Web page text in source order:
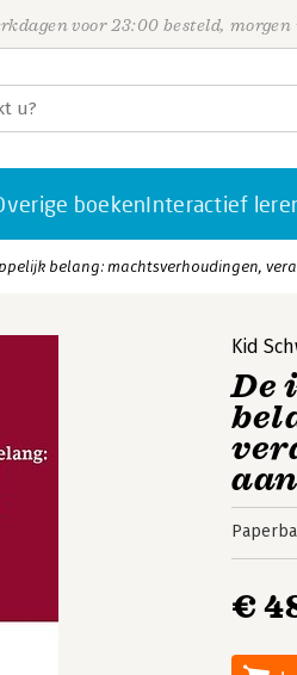
voor 23:00 besteld,
boekenInteractief
belang: machtsverhoudingen,
Kid
De
€